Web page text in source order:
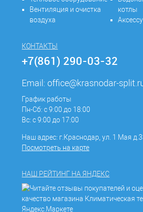
Вентиляция и очистка
воздуха
котлы
КОНТАКТЫ
+7(861) 290-03-32
Email:office@krasnodar-
График работы
Пн-Сб: с 9:00 до 18:00
Вс: с 9:00 до 17:00
Наш адрес: г.Краснодар, ул. 1 Мая
Посмотреть на карте
НАШ РЕЙТИНГ НА ЯНДЕКС